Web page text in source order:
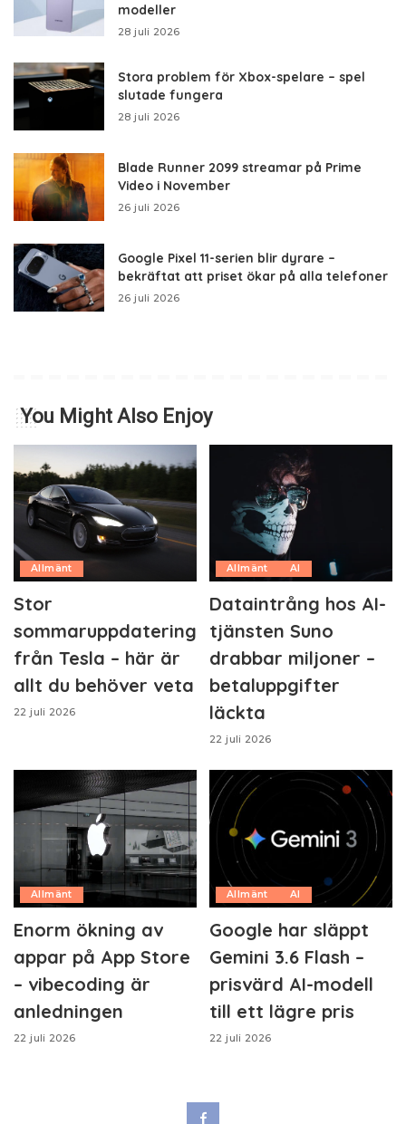
modeller
28 juli 2026
Stora problem för Xbox-spelare – spel
slutade fungera
28 juli 2026
Blade Runner 2099 streamar på Prime
Video i November
26 juli 2026
Google Pixel 11-serien blir dyrare –
bekräftat att priset ökar på alla telefoner
26 juli 2026
You Might Also Enjoy
Allmänt
Stor
sommaruppdatering
från Tesla – här är
allt du behöver veta
22 juli 2026
Allmänt AI
Dataintrång hos AI-
tjänsten Suno
drabbar miljoner –
betaluppgifter
läckta
22 juli 2026
Allmänt
Enorm ökning av
appar på App Store
– vibecoding är
anledningen
22 juli 2026
Allmänt AI
Google har släppt
Gemini 3.6 Flash –
prisvärd AI-modell
till ett lägre pris
22 juli 2026